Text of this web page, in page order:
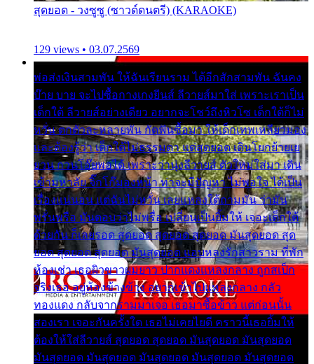
สุดยอด - วงซูซู (ซาวด์ดนตรี) (KARAOKE)
129 views • 03.07.2569
พ่อส่งเงินสามพัน ให้ฉันเรียนราม ได้อีกสักสามพัน ฉันคง
บ๊าย บาย จะไปซื้อกางเกงยีนส์ ลีวายส์มาใส่ เพราะเราเป็น
เด็กใต้ ลีวายส์อย่างเดียว อยากจะโชว์ถึงหิวโซ เด็กใต้ก็ไม่
หวั่น ตกตัวละหลายพัน กัดฟันซื้อมา ให้เด็กเทพเหลียวมอง
และต้องรู้ว่า เด็กใต้ไม่ธรรมดา แต่สุดยอด เดินโยกย้ายเย
ยวน กวนโอ๊ยพอได้ เพราะว่านุ่งลีวายส์ ตัวใหม่ใส่มา เดิน
เข้ามหาลัย จิ๊กโก๊มองหน้า ท่าจะมีปัญหา ไม่พอใจ ได้เป็น
เรื่องแน่นอน แต่ฉันไม่หวั่น เลยแหลงใต้ถามมัน ว่ามัน
พรั่นพรือ มันตอบว่าไม่พรื่อ เปลี่ยนเป็นยิ้มให้ เจอะเด็กใต้
ด้วยกัน ก็เลยรอด สุดยอด สุดยอด สุดยอด มันสุดยอด สุด
ยอด สุดยอด สุดยอด มันสุดยอด แอบหลงรักสาวราม ที่พัก
ห้องเช่า เธอผิวขาวผมยาว ปากแดงแหลงกลาง ถูกสเป็ก
จริงเธอ อยู่ห้องข้างข้าง อยากเข้าไปแหลงกลาง กลัว
ทองแดง กลับจากรามมาเจอ เธอมาซื้อข้าว แต่ก่อนนั้น
สองเรา เจอะกันครั้งใด เธอไม่เคยไยดี คราวนี้เธอยิ้มให้
ต้องให้ใส่ลีวายส์ สุดยอด สุดยอด มันสุดยอด มันสุดยอด
มันสุดยอด มันสุดยอด มันสุดยอด มันสุดยอด มันสุดยอด